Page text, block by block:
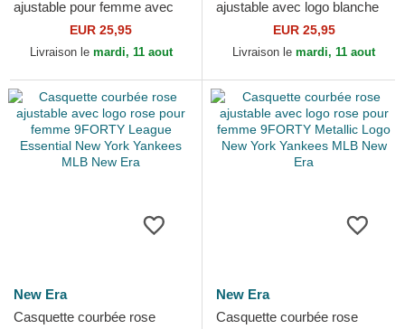
ajustable pour femme avec
logo rose 9FORTY League
Essential New York...
EUR 25,95
Livraison le mardi, 11 aout
ajustable avec logo blanche
9FORTY League Essential
New York Yankees MLB...
EUR 25,95
Livraison le mardi, 11 aout
New Era
Casquette courbée rose
New Era
Casquette courbée rose